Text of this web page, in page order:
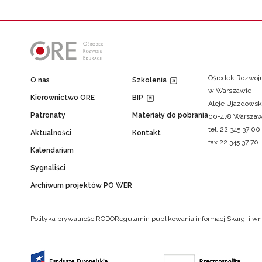
O nas
Kierownictwo ORE
Patronaty
Aktualności
Kalendarium
Sygnaliści
Archiwum projektów PO WER
Szkolenia
BIP
Materiały do pobrania
Kontakt
Ośrodek
w Warszawie
Aleje
00-478
tel. 22 345 37 00
fax 22 345 37 70
Polityka prywatnościRODORegulamin publikowania informacjiSkargi i